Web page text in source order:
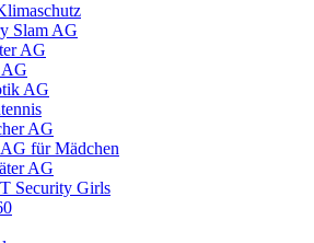
Slam AG
AG
AG
AG
AG
für Mädchen
AG
Security Girls